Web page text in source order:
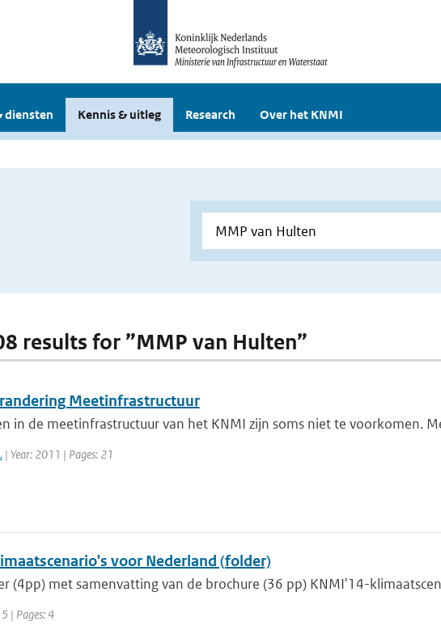
diensten Kennis & uitleg Research Over het KNMI
results for ”MMP van Hulten”
Meetinfrastructuur
in de meetinfrastructuur van het KNMI zijn soms niet te voorkomen.
| Year: 2011 | Pages: 21
voor Nederland (folder)
(4pp) met samenvatting van de brochure (36 pp) KNMI'14-
| Pages: 4